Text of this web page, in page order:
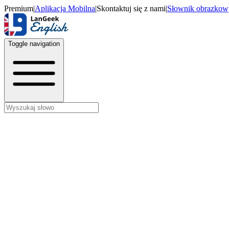
Premium|Aplikacja Mobilna|Skontaktuj się z nami|Słownik
Toggle navigation